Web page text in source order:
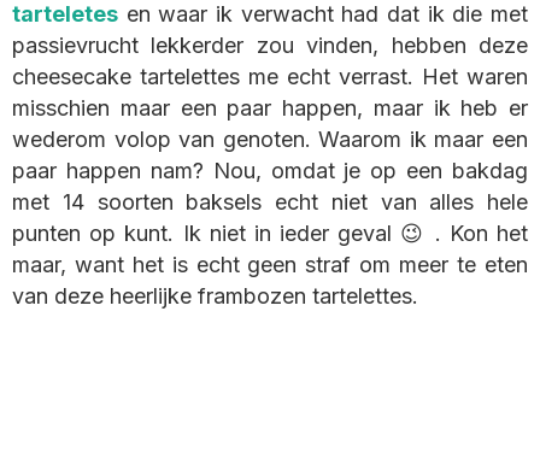
tarteletes en waar ik verwacht had dat ik die met
passievrucht lekkerder zou vinden, hebben deze
cheesecake tartelettes me echt verrast. Het waren
misschien maar een paar happen, maar ik heb er
wederom volop van genoten. Waarom ik maar een
paar happen nam? Nou, omdat je op een bakdag
met 14 soorten baksels echt niet van alles hele
punten op kunt. Ik niet in ieder geval 😉 . Kon het
maar, want het is echt geen straf om meer te eten
van deze heerlijke frambozen tartelettes.